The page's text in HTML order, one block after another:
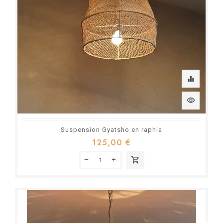
equalizer
visibility
Suspension Gyatsho en raphia
125,00 €
shopping_cart